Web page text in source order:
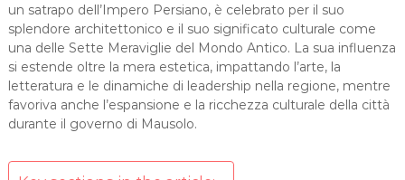
un satrapo dell’Impero Persiano, è celebrato per il suo
splendore architettonico e il suo significato culturale come
una delle Sette Meraviglie del Mondo Antico. La sua influenza
si estende oltre la mera estetica, impattando l’arte, la
letteratura e le dinamiche di leadership nella regione, mentre
favoriva anche l’espansione e la ricchezza culturale della città
durante il governo di Mausolo.